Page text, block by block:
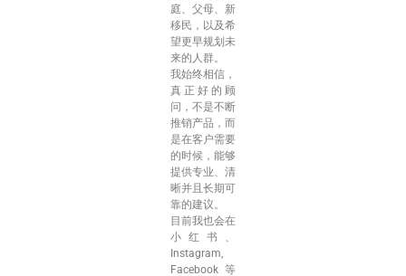
庭、父母、新
移民，以及希
望更早规划未
来的人群。
我始终相信，
真正好的顾
问，不是不断
推销产品，而
是在客户需要
的时候，能够
提供专业、清
晰并且长期可
靠的建议。
目前我也会在
小红书、
Instagram,
Facebook 等